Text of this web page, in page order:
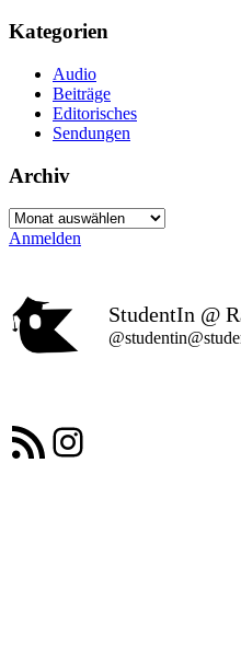
Kategorien
Audio
Beiträge
Editorisches
Sendungen
Archiv
Archiv
Anmelden
StudentIn @
RSS-FeedInstagram